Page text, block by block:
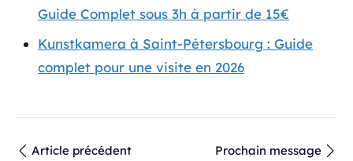
Guide Complet sous 3h à partir de 15€
Kunstkamera à Saint-Pétersbourg : Guide
complet pour une visite en 2026
Article précédent Prochain message